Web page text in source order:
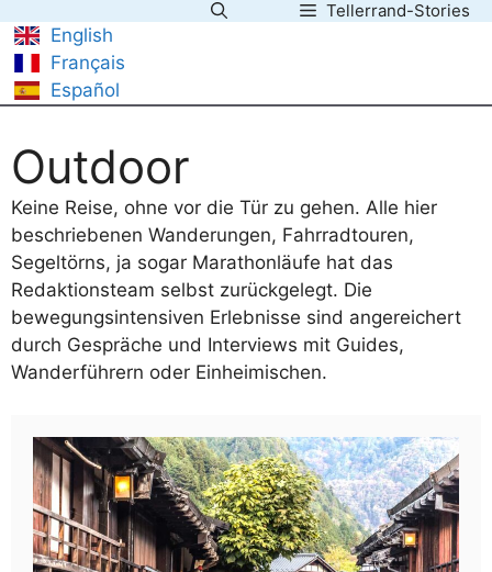
Inhalt
springen
Tellerrand-Stories
English
Français
Español
Outdoor
Keine Reise, ohne vor die Tür zu gehen. Alle hier
beschriebenen Wanderungen, Fahrradtouren,
Segeltörns, ja sogar Marathonläufe hat das
Redaktionsteam selbst zurückgelegt. Die
bewegungsintensiven Erlebnisse sind angereichert
durch Gespräche und Interviews mit Guides,
Wanderführern oder Einheimischen.